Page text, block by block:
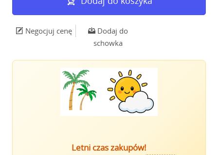
Negocjuj cenę
Dodaj do
schowka
Letni czas zakupów!